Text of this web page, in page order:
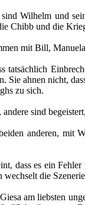
Wilhelm und
Chibb und die
mit Bill,
tatsächlich
Sie ahnen nicht,
zu sich.
sind
anderen, mit
dass es ein
die
am liebsten